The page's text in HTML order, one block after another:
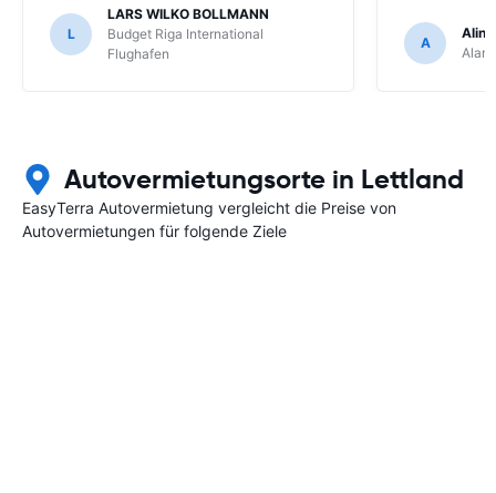
L
LARS WILKO BOLLMANN
Budget Riga International
Flughafen
A
Autovermietungsorte in Lettland
EasyTerra Autovermietung vergleicht die Preise von
Autovermietungen für folgende Ziele